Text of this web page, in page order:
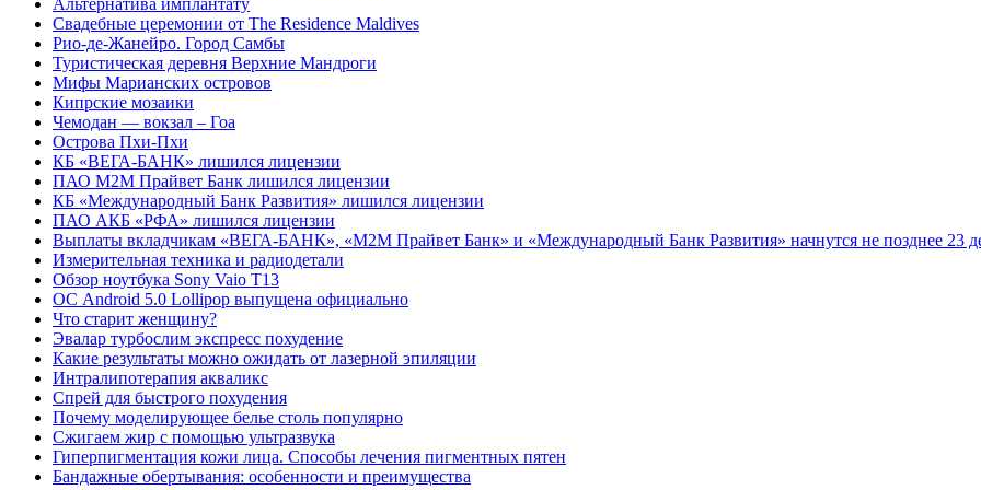
Альтернатива имплантату
Cвадебные церемонии от The Residence Maldives
Рио-де-Жанейро. Город Самбы
Туристическая деревня Верхние Мандроги
Мифы Марианских островов
Кипрские мозаики
Чемодан — вокзал – Гоа
Острова Пхи-Пхи
КБ «ВЕГА-БАНК» лишился лицензии
ПАО М2М Прайвет Банк лишился лицензии
КБ «Международный Банк Развития» лишился лицензии
ПАО АКБ «РФА» лишился лицензии
Выплаты вкладчикам «ВЕГА-БАНК», «М2М Прайвет Банк» и «Международный Банк Развития» начнутся не позднее 23
Измерительная техника и радиодетали
Обзор ноутбука Sony Vaio T13
ОС Android 5.0 Lollipop выпущена официально
Что старит женщину?
Эвалар турбослим экспресс похудение
Какие результаты можно ожидать от лазерной эпиляции
Интралипотерапия акваликс
Спрей для быстрого похудения
Почему моделирующее белье столь популярно
Сжигаем жир с помощью ультразвука
Гиперпигментация кожи лица. Способы лечения пигментных пятен
Бандажные обертывания: особенности и преимущества